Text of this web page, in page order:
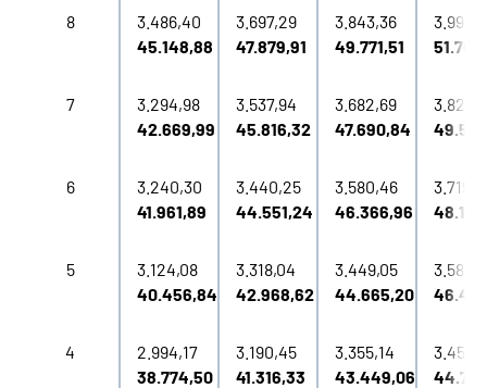
8
3.486,40
45.148,88
3.697,29
47.879,91
3.843,36
49.771,51
7
3.294,98
42.669,99
3.537,94
45.816,32
3.682,69
47.690,84
6
3.240,30
41.961,89
3.440,25
44.551,24
3.580,46
46.366,96
5
3.124,08
40.456,84
3.318,04
42.968,62
3.449,05
44.665,20
4
2.994,17
38.774,50
3.190,45
41.316,33
3.355,14
43.449,06